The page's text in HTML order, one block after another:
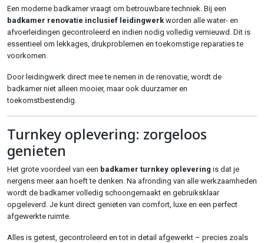
Een moderne badkamer vraagt om betrouwbare techniek. Bij een
badkamer renovatie inclusief leidingwerk worden alle water- en
afvoerleidingen gecontroleerd en indien nodig volledig vernieuwd. Dit is
essentieel om lekkages, drukproblemen en toekomstige reparaties te
voorkomen.
Door leidingwerk direct mee te nemen in de renovatie, wordt de
badkamer niet alleen mooier, maar ook duurzamer en
toekomstbestendig.
Turnkey oplevering: zorgeloos
genieten
Het grote voordeel van een badkamer turnkey oplevering is dat je
nergens meer aan hoeft te denken. Na afronding van alle werkzaamheden
wordt de badkamer volledig schoongemaakt en gebruiksklaar
opgeleverd. Je kunt direct genieten van comfort, luxe en een perfect
afgewerkte ruimte.
Alles is getest, gecontroleerd en tot in detail afgewerkt – precies zoals